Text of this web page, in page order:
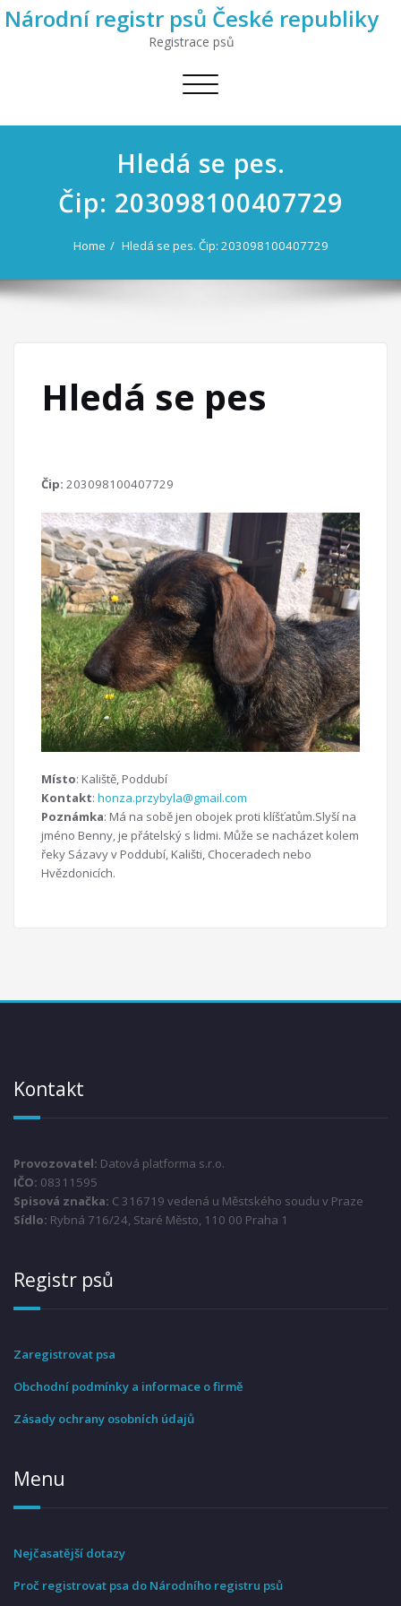
Národní registr psů České republiky
Registrace psů
Toggle
Hledá se pes.
Čip: 203098100407729
Home Hledá se pes. Čip: 203098100407729
Hledá se pes
Čip: 203098100407729
Místo: Kaliště, Poddubí
Kontakt: honza.przybyla@gmail.com
Poznámka: Má na sobě jen obojek proti klíšťatům.Slyší na
jméno Benny, je přátelský s lidmi. Může se nacházet kolem
řeky Sázavy v Poddubí, Kališti, Choceradech nebo
Hvězdonicích.
Kontakt
Provozovatel: Datová platforma s.r.o.
IČO: 08311595
Spisová značka: C 316719 vedená u Městského soudu v Praze
Sídlo: Rybná 716/24, Staré Město, 110 00 Praha 1
Registr psů
Zaregistrovat psa
Obchodní podmínky a informace o firmě
Zásady ochrany osobních údajů
Menu
Nejčasatější dotazy
Proč registrovat psa do Národního registru psů